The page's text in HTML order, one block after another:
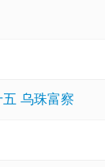
乌珠富察